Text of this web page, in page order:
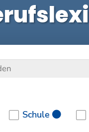
Schule